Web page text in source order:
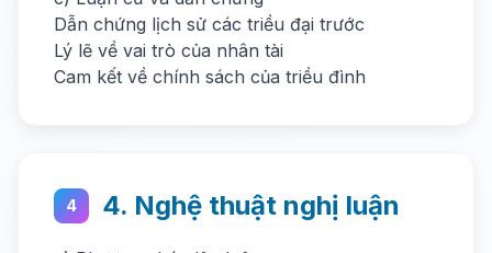
Dẫn chứng lịch sử các triều đại trước
Lý lẽ về vai trò của nhân tài
Cam kết về chính sách của triều đình
4 4. Nghệ thuật nghị luận